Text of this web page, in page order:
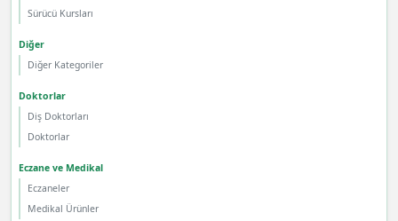
Sürücü Kursları
Diğer
Diğer Kategoriler
Doktorlar
Diş Doktorları
Doktorlar
Eczane ve Medikal
Eczaneler
Medikal Ürünler